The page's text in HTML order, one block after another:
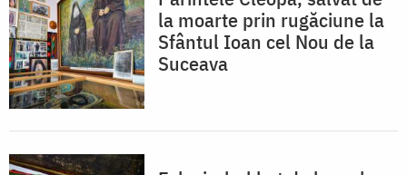
la moarte prin rugăciune la
Sfântul Ioan cel Nou de la
Suceava